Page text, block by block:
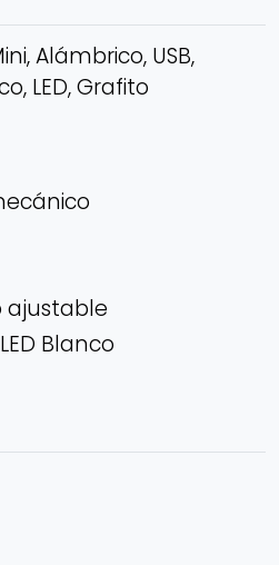
Alámbrico, USB,
LED, Grafito
ajustable
Blanco